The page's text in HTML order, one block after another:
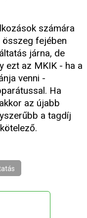
számára
fejében
járna, de
ezt az MKIK - ha a
venni -
Ha
az újabb
a tagdíj